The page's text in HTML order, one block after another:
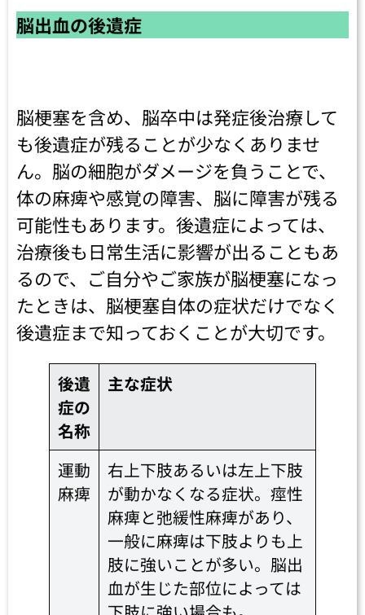
脳出血の後遺症
脳梗塞を含め、脳卒中は発症後治療して
も後遺症が残ることが少なくありませ
ん。脳の細胞がダメージを負うことで、
体の麻痺や感覚の障害、脳に障害が残る
可能性もあります。後遺症によっては、
治療後も日常生活に影響が出ることもあ
るので、ご自分やご家族が脳梗塞になっ
たときは、脳梗塞自体の症状だけでなく
後遺症まで知っておくことが大切です。
後遺
症の
名称
主な症状
運動
麻痺
右上下肢あるいは左上下肢
が動かなくなる症状。痙性
麻痺と弛緩性麻痺があり、
一般に麻痺は下肢よりも上
肢に強いことが多い。脳出
血が生じた部位によっては